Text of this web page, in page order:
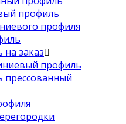
профиль
профиля
заказ
профиль